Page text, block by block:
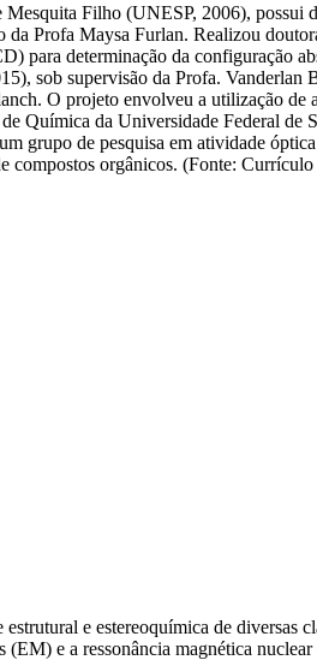
Filho (UNESP, 2006),
Profa Maysa Furlan. Realizou
determinação da configuração
sob supervisão da Profa.
O projeto envolveu a utilização
Química da Universidade Federal
grupo de pesquisa em atividade
compostos orgânicos. (Fonte:
e estereoquímica de diversas
(EM) e a ressonância magnética